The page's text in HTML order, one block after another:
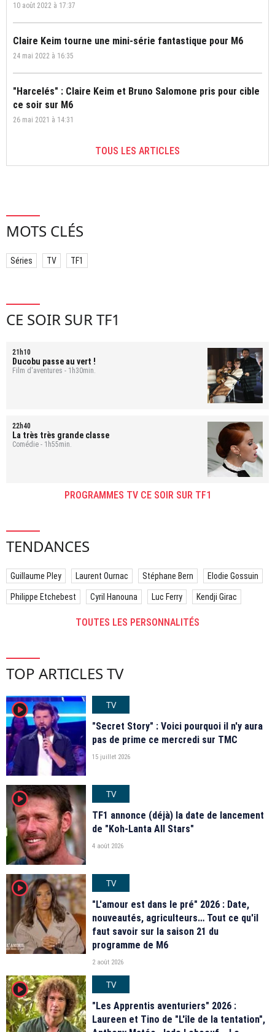
10 août 2022 à 17:37
Claire Keim tourne une mini-série fantastique pour M6
24 mai 2022 à 16:35
"Harcelés" : Claire Keim et Bruno Salomone pris pour cible
ce soir sur M6
26 mai 2021 à 14:31
TOUS LES ARTICLES
MOTS CLÉS
Séries TV TF1
CE SOIR SUR TF1
21h10
Ducobu passe au vert !
Film d'aventures - 1h30min.
22h40
La très très grande classe
Comédie - 1h55min.
PROGRAMMES TV CE SOIR SUR TF1
TENDANCES
Guillaume Pley Laurent Ournac Stéphane Bern Elodie Gossuin
Philippe Etchebest Cyril Hanouna Luc Ferry Kendji Girac
TOUTES LES PERSONNALITÉS
TOP ARTICLES TV
player2
TV
"Secret Story" : Voici pourquoi il n'y aura
pas de prime ce mercredi sur TMC
15 juillet 2026
player2
TV
TF1 annonce (déjà) la date de lancement
de "Koh-Lanta All Stars"
4 août 2026
player2
TV
"L'amour est dans le pré" 2026 : Date,
nouveautés, agriculteurs… Tout ce qu'il
faut savoir sur la saison 21 du
programme de M6
2 août 2026
player2
TV
"Les Apprentis aventuriers" 2026 :
Laureen et Tino de "L'île de la tentation",